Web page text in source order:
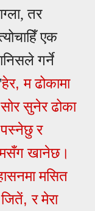
तर
एक
गर्ने
हेर,म ढोकामा
सुनेर ढोका
र
खानेछ।
मसित
,र मेरा